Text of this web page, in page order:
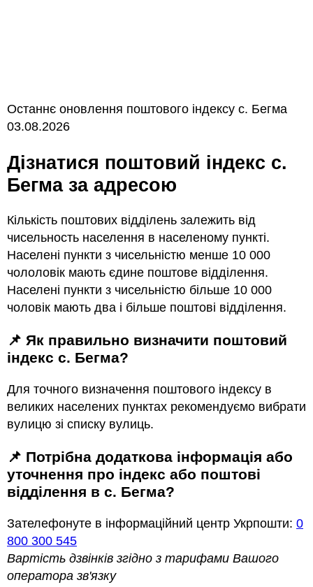
Останнє оновлення поштового індексу с. Бегма
03.08.2026
Дізнатися поштовий індекс с.
Бегма за адресою
Кількість поштових відділень залежить від
чисельность населення в населеному пункті.
Населені пункти з чисельністю менше 10 000
чололовік мають єдине поштове відділення.
Населені пункти з чисельністю більше 10 000
чоловік мають два і більше поштові відділення.
📌 Як правильно визначити поштовий
індекс с. Бегма?
Для точного визначення поштового індексу в
великих населених пунктах рекомендуємо вибрати
вулицю зі списку вулиць.
📌 Потрібна додаткова інформація або
уточнення про індекс або поштові
відділення в с. Бегма?
Зателефонуте в інформаційний центр Укрпошти: 0
800 300 545
Вартість дзвінків згідно з тарифами Вашого
оператора зв'язку